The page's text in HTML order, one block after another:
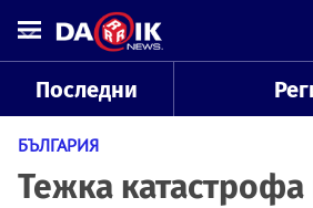
Последни
БЪЛГАРИЯ
Тежка